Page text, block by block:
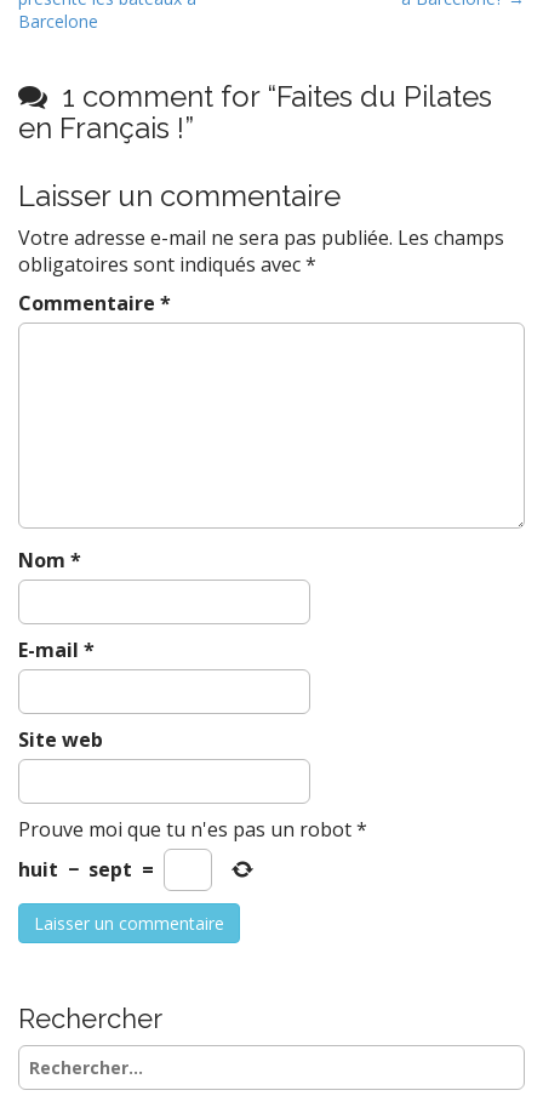
o
n
a
i
g
a
t
i
Barcelone
1 comment for “Faites du Pilates
en Français !”
Laisser un commentaire
Votre adresse e-mail ne sera pas publiée. Les champs
obligatoires sont indiqués avec*
Commentaire *
Nom *
E-mail *
Site web
Prouve moi que tu n'es pas un robot*
huit − sept =
Rechercher
Rechercher :